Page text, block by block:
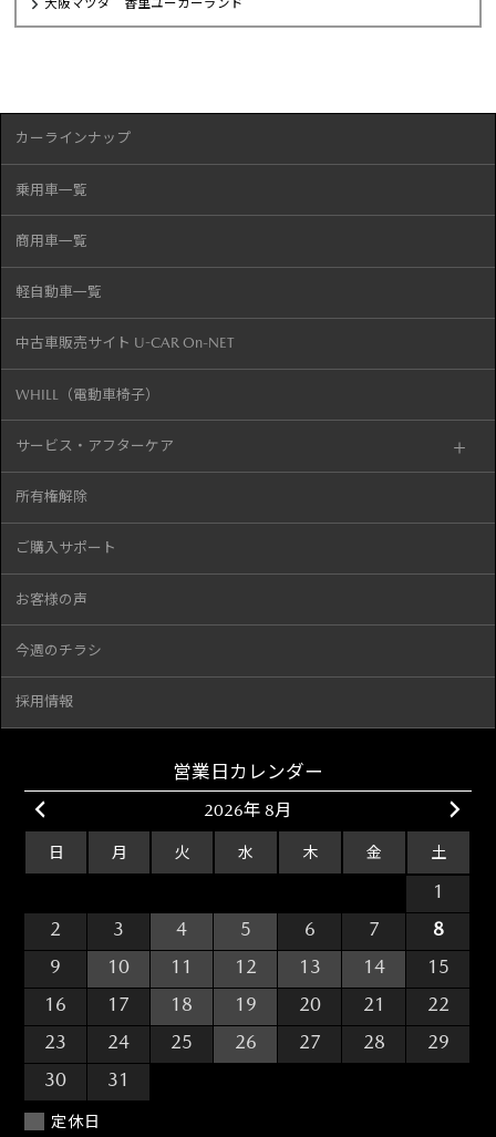
大阪マツダ 香里ユーカーランド
カーラインナップ
乗用車一覧
商用車一覧
軽自動車一覧
中古車販売サイト U-CAR On-NET
WHILL（電動車椅子）
サービス・アフターケア
所有権解除
ご購入サポート
お客様の声
今週のチラシ
採用情報
営業日カレンダー
2026年 8月
日 月 火 水 木 金 土
1
2
3 4 5 6 7
8
9
10 11 12 13 14
15
16
17 18 19 20 21
22
23
24 25 26 27 28
29
30
31
定休日